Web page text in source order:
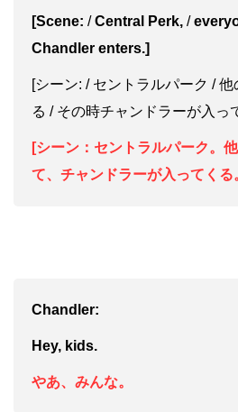
[Scene: /Central Perk, /
Chandler enters.]
[シーン: / セントラルパーク /
る / その時チャンドラーが入っ
[シーン：セントラルパーク。
て、チャンドラーが入ってくる
Chandler:
Hey, kids.
やあ、みんな。